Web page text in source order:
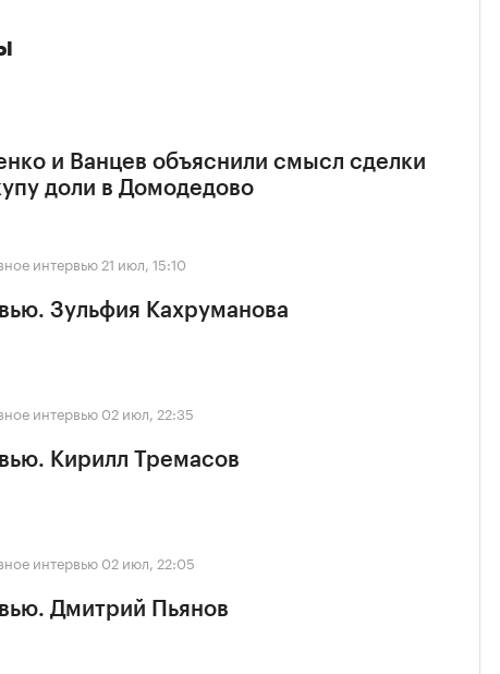
и Ванцев объяснили смысл сделки
доли в Домодедово
интервью 21 июл, 15:10
Зульфия Кахруманова
интервью 02 июл, 22:35
Кирилл Тремасов
интервью 02 июл, 22:05
Дмитрий Пьянов